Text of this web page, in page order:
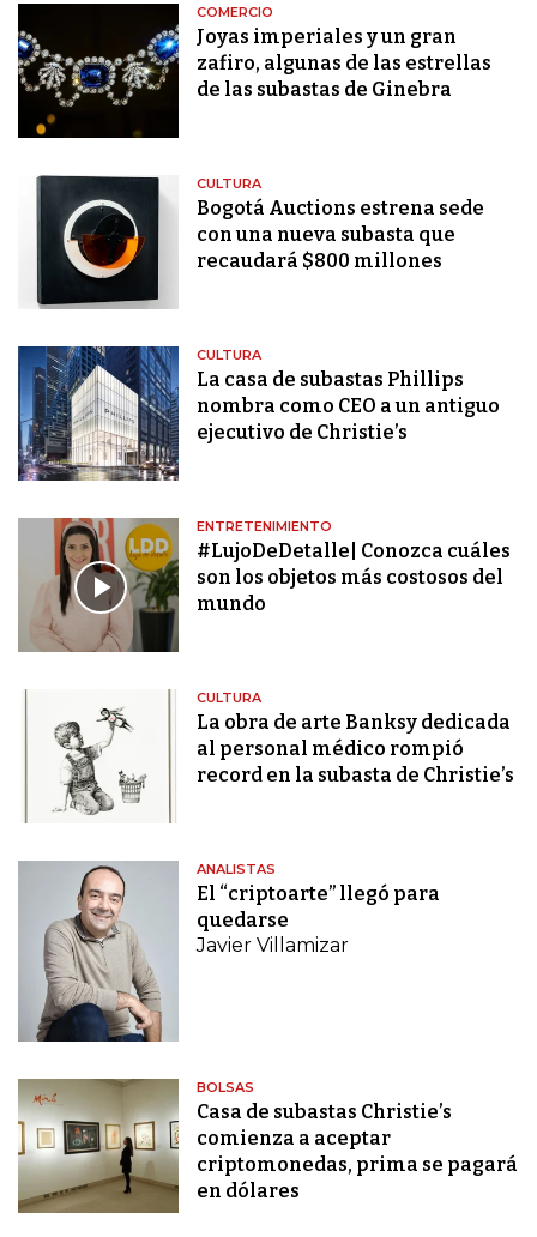
COMERCIO
Joyas imperiales y un gran
zafiro, algunas de las estrellas
de las subastas de Ginebra
CULTURA
Bogotá Auctions estrena sede
con una nueva subasta que
recaudará $800 millones
CULTURA
La casa de subastas Phillips
nombra como CEO a un antiguo
ejecutivo de Christie’s
ENTRETENIMIENTO
#LujoDeDetalle| Conozca cuáles
son los objetos más costosos del
mundo
CULTURA
La obra de arte Banksy dedicada
al personal médico rompió
record en la subasta de Christie’s
ANALISTAS
El “criptoarte” llegó para
quedarse
Javier Villamizar
BOLSAS
Casa de subastas Christie’s
comienza a aceptar
criptomonedas, prima se pagará
en dólares